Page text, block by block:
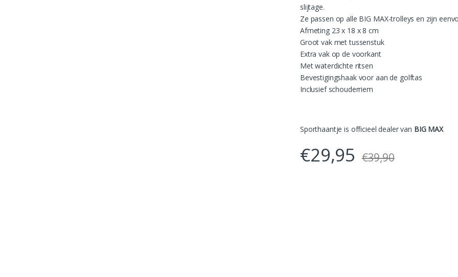
slijtage.
Ze passen op alle BIG MAX-trolleys en zijn
Afmeting 23 x 18 x 8 cm
Groot vak met tussenstuk
Extra vak op de voorkant
Met waterdichte ritsen
Bevestigingshaak voor aan de golftas
Inclusief schouderriem
Sporthaantje is officieel dealer van BIG MAX
€29,95 €39,90